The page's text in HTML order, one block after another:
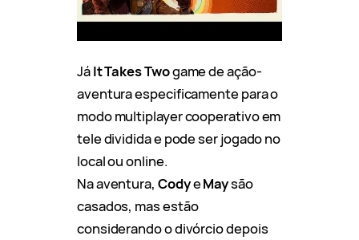
JáIt Takes Twogame de ação-
aventura especificamente para o
modo multiplayer cooperativo em
tele dividida e pode ser jogado no
local ou online.
Na aventura, CodyeMaysão
casados, mas estão
considerando o divórcio depois